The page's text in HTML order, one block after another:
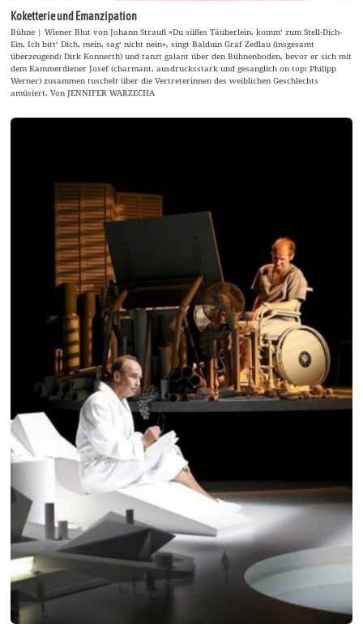
Koketterie und Emanzipation
Bühne | Wiener Blut von Johann Strauß »Du süßes Täuberlein, komm‘ zum Stell-Dich-
Ein. Ich bitt‘ Dich, mein, sag‘ nicht nein«, singt Balduin Graf Zedlau (insgesamt
überzeugend: Dirk Konnerth) und tanzt galant über den Bühnenboden, bevor er sich mit
dem Kammerdiener Josef (charmant, ausdrucksstark und gesanglich on top: Philipp
Werner) zusammen tuschelt über die Vertreterinnen des weiblichen Geschlechts
amüsiert. Von JENNIFER WARZECHA